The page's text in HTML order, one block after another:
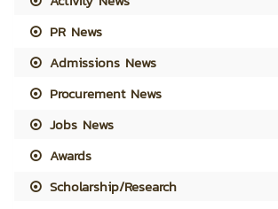
PR News
Admissions News
Procurement News
Jobs News
Awards
Scholarship/Research